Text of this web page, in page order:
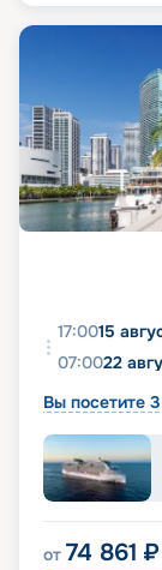
17:0015
07:0022
Вы посетите
от 74 861 ₽